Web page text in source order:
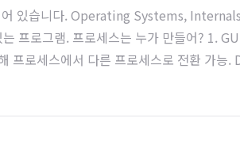
어 있습니다. Operating Systems,
프로그램. 프로세스는 누가 만들어? 1.
로세스에서 다른 프로세스로 전환 가능